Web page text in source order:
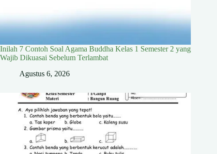
Inilah 7 Contoh Soal Agama Buddha Kelas 1 Semester 2 yang
Wajib Dikuasai Sebelum Terlambat
Agustus 6, 2026